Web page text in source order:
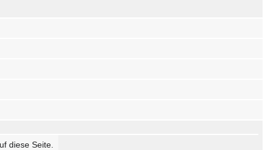
diese Seite.